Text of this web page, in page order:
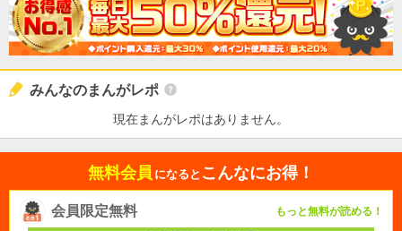
みんなのまんがレポ
現在まんがレポはありません。
無料会員 になると こんなにお得！
会員限定無料 もっと無料が読める！